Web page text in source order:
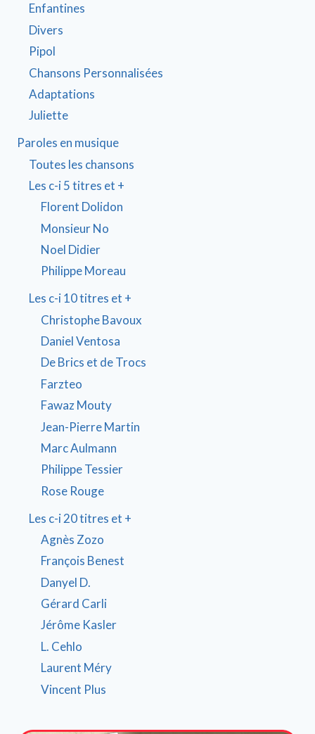
Enfantines
Divers
Pipol
Chansons Personnalisées
Adaptations
Juliette
Paroles en musique
Toutes les chansons
Les c-i 5 titres et +
Florent Dolidon
Monsieur No
Noel Didier
Philippe Moreau
Les c-i 10 titres et +
Christophe Bavoux
Daniel Ventosa
De Brics et de Trocs
Farzteo
Fawaz Mouty
Jean-Pierre Martin
Marc Aulmann
Philippe Tessier
Rose Rouge
Les c-i 20 titres et +
Agnès Zozo
François Benest
Danyel D.
Gérard Carli
Jérôme Kasler
L. Cehlo
Laurent Méry
Vincent Plus